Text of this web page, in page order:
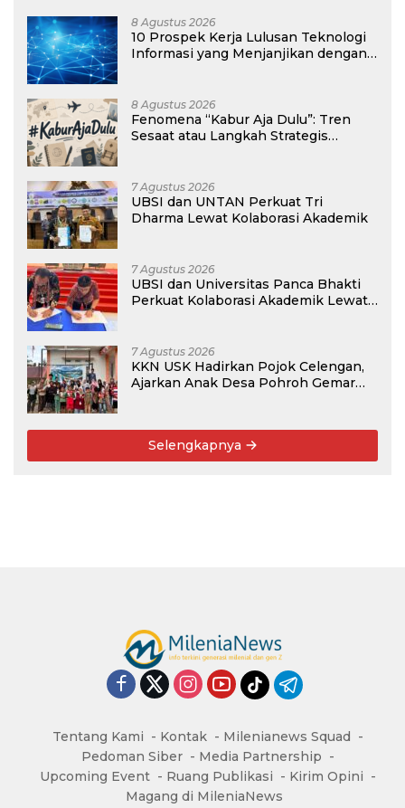
8 Agustus 2026
10 Prospek Kerja Lulusan Teknologi
Informasi yang Menjanjikan dengan
8 Agustus 2026
Fenomena “Kabur Aja Dulu”: Tren
Sesaat atau Langkah Strategis
7 Agustus 2026
UBSI dan UNTAN Perkuat Tri
Dharma Lewat Kolaborasi Akademik
7 Agustus 2026
UBSI dan Universitas Panca Bhakti
Perkuat Kolaborasi Akademik Lewat
7 Agustus 2026
KKN USK Hadirkan Pojok Celengan,
Ajarkan Anak Desa Pohroh Gemar
Selengkapnya
Tentang Kami Kontak
Milenianews Squad
Pedoman Siber
Media Partnership
Upcoming Event
Ruang Publikasi
Kirim Opini
Magang di MileniaNews